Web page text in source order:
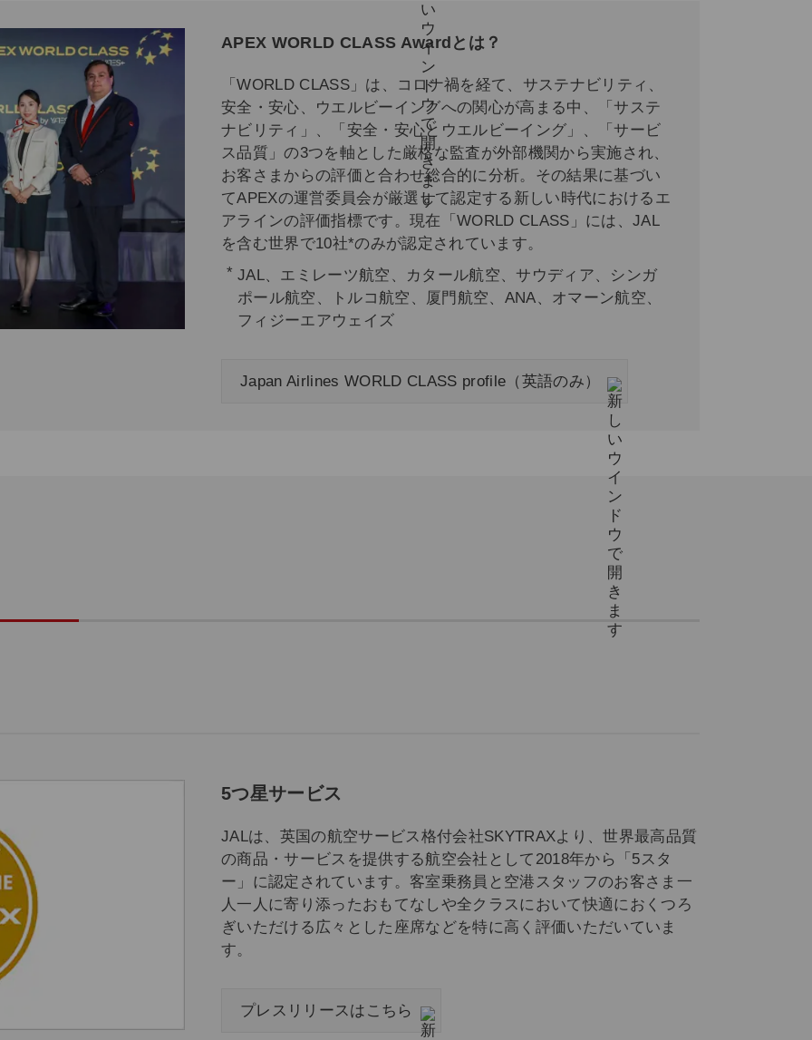
APEX WORLD CLASS Awardとは？
「WORLD CLASS」は、コロナ禍を経て、サステナビリティ、
安全・安心、ウエルビーイングへの関心が高まる中、「サステ
ナビリティ」、「安全・安心とウエルビーイング」、「サービ
ス品質」の3つを軸とした厳格な監査が外部機関から実施され、
お客さまからの評価と合わせ総合的に分析。その結果に基づい
てAPEXの運営委員会が厳選して認定する新しい時代におけるエ
アラインの評価指標です。現在「WORLD CLASS」には、JAL
を含む世界で10社*のみが認定されています。
JAL、エミレーツ航空、カタール航空、サウディア、シンガ
ポール航空、トルコ航空、厦門航空、ANA、オマーン航空、
フィジーエアウェイズ
Japan Airlines WORLD CLASS profile（英語のみ）
5つ星サービス
JALは、英国の航空サービス格付会社SKYTRAXより、世界最高品質
の商品・サービスを提供する航空会社として2018年から「5スタ
ー」に認定されています。客室乗務員と空港スタッフのお客さま一
人一人に寄り添ったおもてなしや全クラスにおいて快適におくつろ
ぎいただける広々とした座席などを特に高く評価いただいていま
す。
プレスリリースはこちら